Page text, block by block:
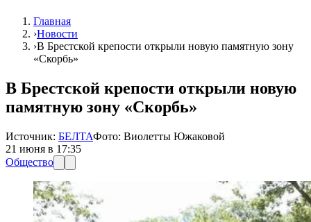
Главная
›Новости
›В Брестской крепости открыли новую памятную зону
«Скорбь»
В Брестской крепости открыли новую
памятную зону «Скорбь»
Источник: БЕЛТАФото: Виолетты Южаковой
21 июня в 17:35
Общество